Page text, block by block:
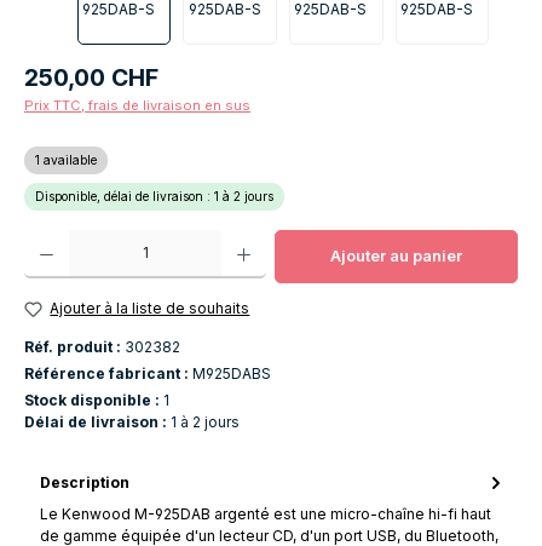
Prix régulier :
250,00 CHF
Prix TTC, frais de livraison en sus
1 available
Disponible, délai de livraison : 1 à 2 jours
Quantité de produit : Entrez la quantité souhaitée ou utilisez les boutons
Ajouter au panier
Ajouter à la liste de souhaits
Réf. produit : 302382
Référence fabricant : M925DABS
Stock disponible : 1
Délai de livraison : 1 à 2 jours
Description
Le Kenwood M-925DAB argenté est une micro-chaîne hi-fi haut
de gamme équipée d'un lecteur CD, d'un port USB, du Bluetooth,